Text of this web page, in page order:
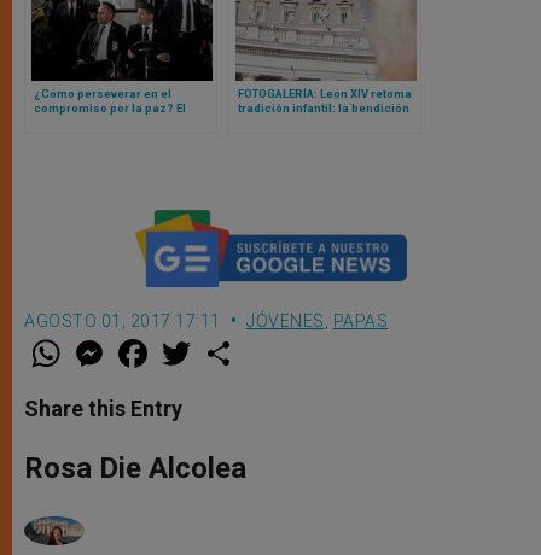
¿Cómo perseverar en el
compromiso por la paz? El
FOTOGALERÍA: León XIV retoma
tradición infantil: la bendición
AGOSTO 01, 2017 17:11 JÓVENES PAPAS
W
t
s
p
p
M
e
s
e
g
e
F
a
e
b
o
k
w
r
Share this Entry
Rosa Die Alcolea